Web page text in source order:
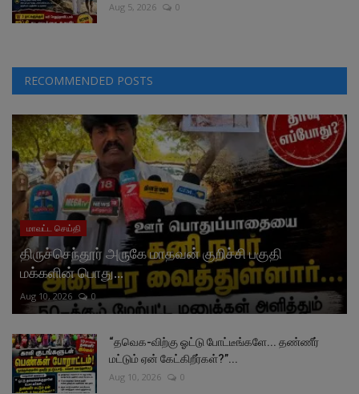
Aug 5, 2026 0
RECOMMENDED POSTS
மாவட்ட செய்தி
திருச்செந்தூர் அருகே மாதவன் குறிச்சி பகுதி
மக்களின் பொது...
Aug 10, 2026 0
“தவெக-விற்கு ஓட்டு போட்டீங்களே... தண்ணீர்
மட்டும் ஏன் கேட்கிறீர்கள்?”...
Aug 10, 2026 0